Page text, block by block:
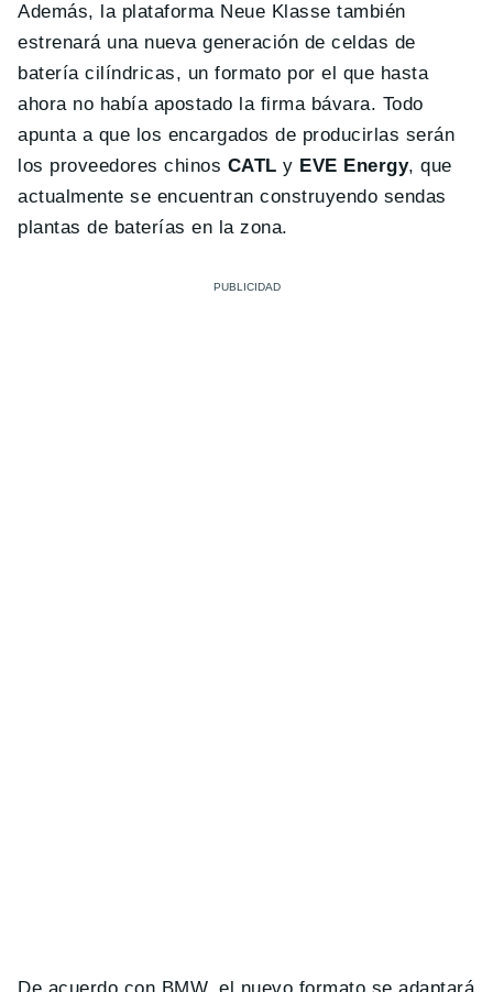
Además, la plataforma Neue Klasse también
estrenará una nueva generación de celdas de
batería cilíndricas, un formato por el que hasta
ahora no había apostado la firma bávara. Todo
apunta a que los encargados de producirlas serán
los proveedores chinos CATL y EVE Energy, que
actualmente se encuentran construyendo sendas
plantas de baterías en la zona.